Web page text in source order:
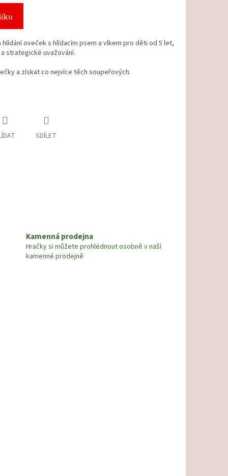
oveček s hlídacím psem a vlkem pro děti od 5 let,
strategické uvažování.
a získat co nejvíce těch soupeřových.
SDÍLET
Kamenná prodejna
Hračky si můžete prohlédnout osobně v naší
kamenné prodejně